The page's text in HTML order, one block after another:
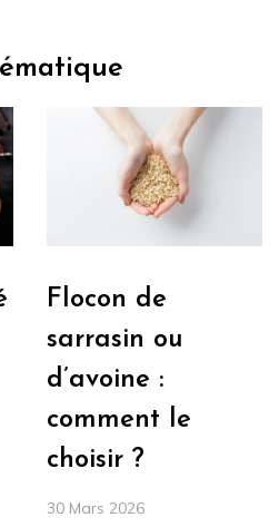
Flocon de
sarrasin ou
d’avoine :
comment le
choisir ?
30 Mars 2026